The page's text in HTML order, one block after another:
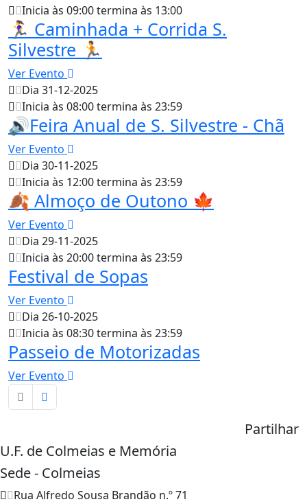
Inicia às 09:00 termina às 13:00
🏃‍♀️ Caminhada + Corrida S.
Silvestre 🏃
Ver Evento
Dia 31-12-2025
Inicia às 08:00 termina às 23:59
🔊Feira Anual de S. Silvestre - Chã
Ver Evento
Dia 30-11-2025
Inicia às 12:00 termina às 23:59
🍂 Almoço de Outono 🍁
Ver Evento
Dia 29-11-2025
Inicia às 20:00 termina às 23:59
Festival de Sopas
Ver Evento
Dia 26-10-2025
Inicia às 08:30 termina às 23:59
Passeio de Motorizadas
Ver Evento
Partilhar
U.F. de Colmeias e Memória
Sede - Colmeias
Rua Alfredo Sousa Brandão n.º 71